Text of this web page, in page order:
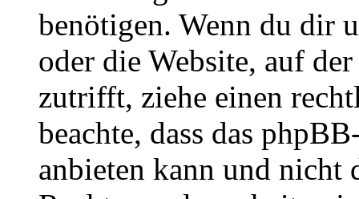
benötigen. Wenn du dir
oder die Website, auf
zutrifft, ziehe einen
beachte, dass das
anbieten kann und nicht